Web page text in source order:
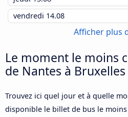
vendredi 14.08
Afficher plus
Le moment le moins
de Nantes à Bruxelles
Trouvez ici quel jour et à quelle
disponible le billet de bus le